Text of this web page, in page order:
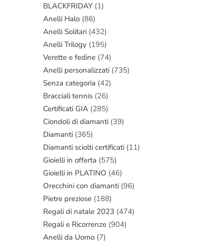
BLACKFRIDAY (1)
Anelli Halo (86)
Anelli Solitari (432)
Anelli Trilogy (195)
Verette e fedine (74)
Anelli personalizzati (735)
Senza categoria (42)
Bracciali tennis (26)
Certificati GIA (285)
Ciondoli di diamanti (39)
Diamanti (365)
Diamanti sciolti certificati (11)
Gioielli in offerta (575)
Gioielli in PLATINO (46)
Orecchini con diamanti (96)
Pietre preziose (188)
Regali di natale 2023 (474)
Regali e Ricorrenze (904)
Anelli da Uomo (7)